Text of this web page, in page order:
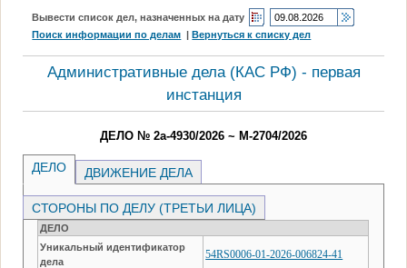
Вывести список дел, назначенных на дату
Поиск информации по делам |Вернуться к списку дел
Административные дела (КАC РФ) - первая
инстанция
ДЕЛО № 2а-4930/2026 ~ М-2704/2026
ДЕЛО ДВИЖЕНИЕ ДЕЛА
СТОРОНЫ ПО ДЕЛУ (ТРЕТЬИ ЛИЦА)
ДЕЛО
Уникальный идентификатор
дела
54RS0006-01-2026-006824-41